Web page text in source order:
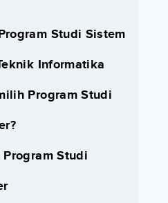
Studi Sistem
Informatika
Program Studi
Studi